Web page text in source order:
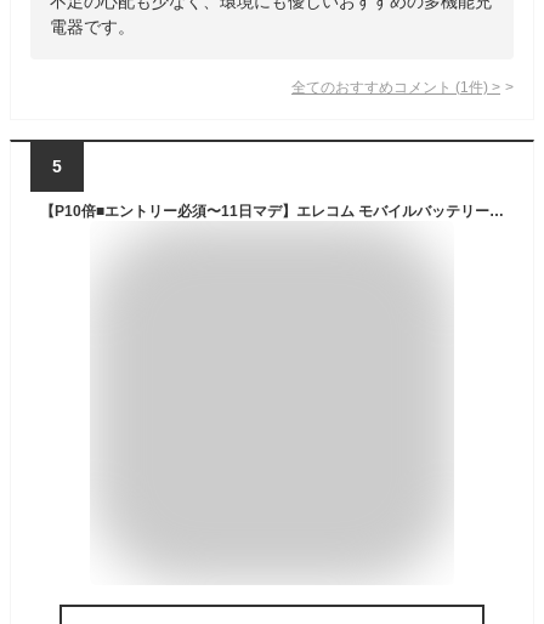
電器です。
全てのおすすめコメント (1 件) >
5
【P10倍■エントリー必須〜11日マデ】エレコム モバイルバッテリー NESTOUT 10000mAh 20W C×1＋A×1 Type-C USB-A 1ポート ネストアウト アウトドア タイプC 防水・防塵・耐衝撃 IP67 高速充電 急速充電 国内メーカー 大容量 ブラック ELECOM DE-NEST-10000BK